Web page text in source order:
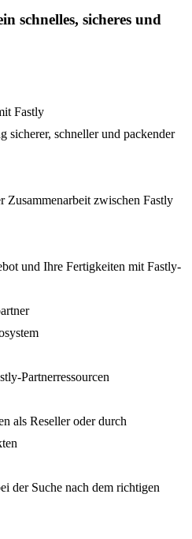
schnelles, sicheres und
Fastly
sicherer, schneller und packender
Zusammenarbeit zwischen Fastly
und Ihre Fertigkeiten mit Fastly-
Partnerressourcen
als Reseller oder durch
der Suche nach dem richtigen